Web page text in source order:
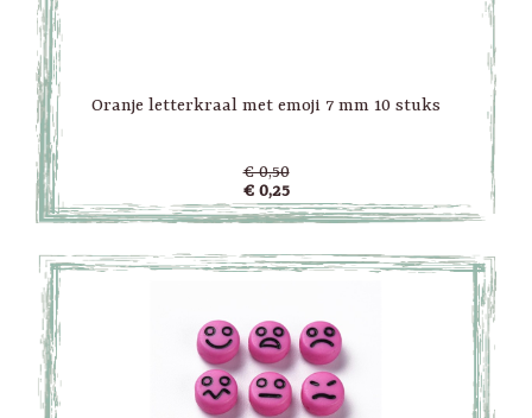
Oranje letterkraal met emoji 7 mm 10 stuks
€ 0,50
€ 0,25